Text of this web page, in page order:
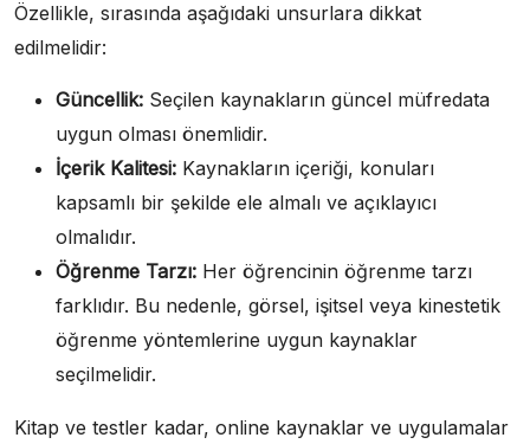
Özellikle, sırasında aşağıdaki unsurlara dikkat
edilmelidir:
Güncellik: Seçilen kaynakların güncel müfredata
uygun olması önemlidir.
İçerik Kalitesi: Kaynakların içeriği, konuları
kapsamlı bir şekilde ele almalı ve açıklayıcı
olmalıdır.
Öğrenme Tarzı: Her öğrencinin öğrenme tarzı
farklıdır. Bu nedenle, görsel, işitsel veya kinestetik
öğrenme yöntemlerine uygun kaynaklar
seçilmelidir.
Kitap ve testler kadar, online kaynaklar ve uygulamalar